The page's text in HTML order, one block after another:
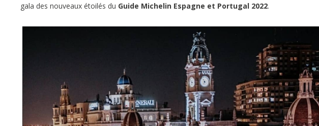
gala des nouveaux étoilés du Guide Michelin Espagne et Portugal 2022.